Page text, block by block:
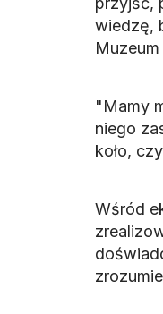
wiedzę,
"Mamy
niego
koło,
Wśród